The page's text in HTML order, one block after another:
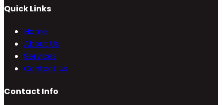
Quick Links
Home
About Us
Services
Contact Us
Contact Info